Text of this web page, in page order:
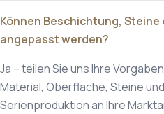
Können Beschichtung, Steine
angepasst werden?
Ja – teilen Sie uns Ihre
Material, Oberfläche, Steine
Serienproduktion an Ihre